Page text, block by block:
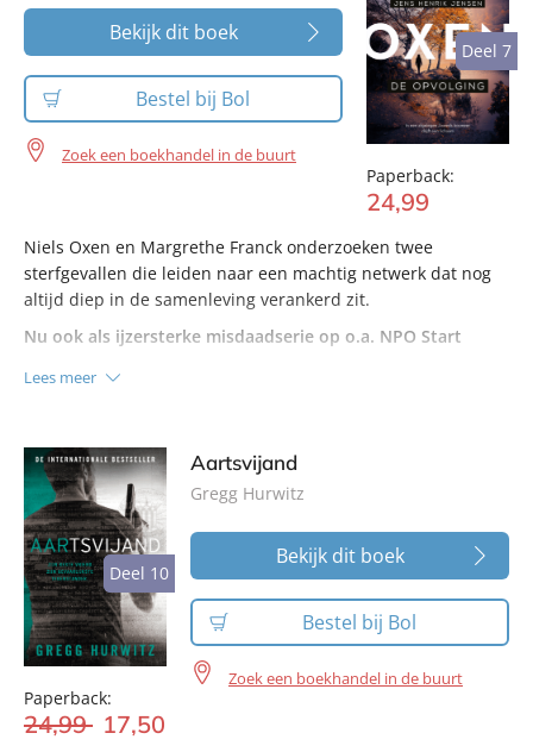
Deel 7
Deel 7
Paperback:
24,99
Bekijk dit boek
Bestel bij Bol
Zoek een boekhandel in de buurt
Niels Oxen en Margrethe Franck onderzoeken twee
sterfgevallen die leiden naar een machtig netwerk dat nog
altijd diep in de samenleving verankerd zit.
Nu ook als ijzersterke misdaadserie op o.a. NPO Start
Lees meer
Deel 10
Deel 10
Paperback:
24,99 17,50
Aartsvijand
Gregg Hurwitz
Bekijk dit boek
Bestel bij Bol
Zoek een boekhandel in de buurt